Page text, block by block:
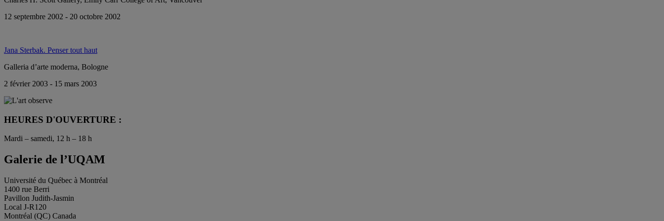
12 septembre 2002 - 20 octobre 2002
Jana Sterbak. Penser tout haut
Galleria d’arte moderna, Bologne
2 février 2003 - 15 mars 2003
HEURES D'OUVERTURE :
Mardi – samedi, 12 h – 18 h
Galerie de l’UQAM
Université du Québec à Montréal
1400 rue Berri
Pavillon Judith-Jasmin
Local J-R120
Montréal (QC) Canada